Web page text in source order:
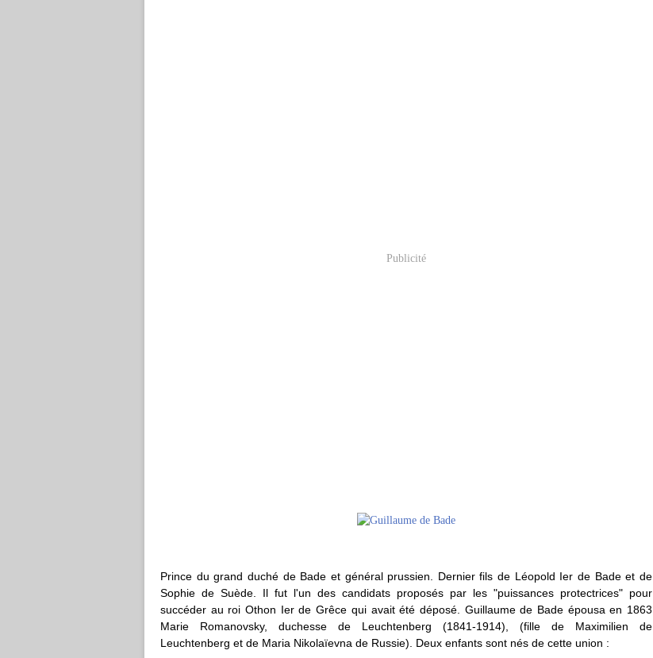
Publicité
Prince du grand duché de Bade et général prussien. Dernier fils de Léopold Ier de Bade et de
Sophie de Suède. Il fut l'un des candidats proposés par les "puissances protectrices" pour
succéder au roi Othon Ier de Grêce qui avait été déposé. Guillaume de Bade épousa en 1863
Marie Romanovsky, duchesse de Leuchtenberg (1841-1914), (fille de Maximilien de
Leuchtenberg et de Maria Nikolaïevna de Russie). Deux enfants sont nés de cette union :